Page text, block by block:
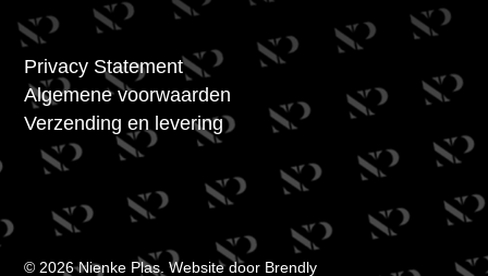
Privacy Statement
Algemene voorwaarden
Verzending en levering
© 2026 Nienke Plas. Website door Brendly